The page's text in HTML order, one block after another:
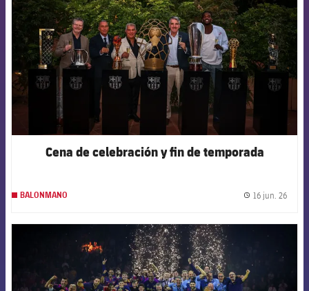
Cena de celebración y fin de temporada
BALONMANO 16 jun. 26
FCB Barcelona badge